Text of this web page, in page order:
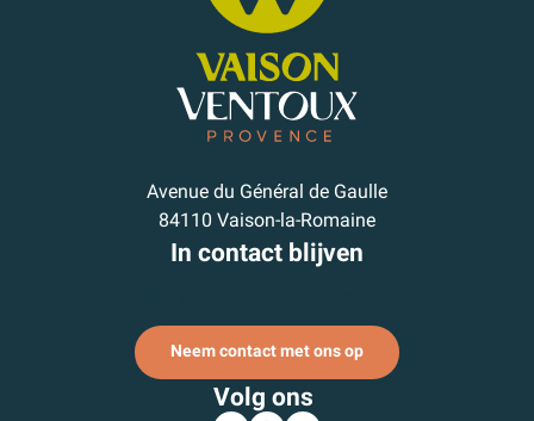
Avenue du Général de Gaulle
84110 Vaison-la-Romaine
In contact blijven
Neem contact met ons op
Volg ons